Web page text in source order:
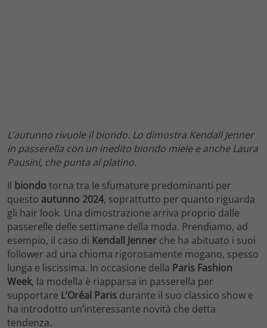
L’autunno rivuole il biondo. Lo dimostra Kendall Jenner
in passerella con un inedito biondo miele e anche Laura
Pausini, che punta al platino.
Il biondotorna tra le sfumature predominanti per
questo autunno 2024, soprattutto per quanto riguarda
gli hair look. Una dimostrazione arriva proprio dalle
passerelle delle settimane della moda. Prendiamo, ad
esempio, il caso di Kendall Jenner che ha abituato i suoi
follower ad una chioma rigorosamente mogano, spesso
lunga e liscissima. In occasione della Paris Fashion
Week, la modella è riapparsa in passerella per
supportare L’Oréal Paris durante il suo classico show e
ha introdotto un’interessante novità che detta
tendenza.